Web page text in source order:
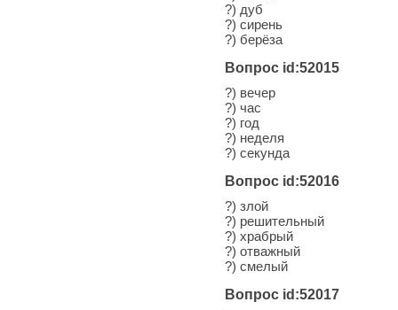
?) дуб
?) сирень
?) берёза
Вопрос id:52015
?) вечер
?) час
?) год
?) неделя
?) секунда
Вопрос id:52016
?) злой
?) решительный
?) храбрый
?) отважный
?) смелый
Вопрос id:52017